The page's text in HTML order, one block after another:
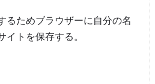
るためブラウザーに自分の名
トを保存する。